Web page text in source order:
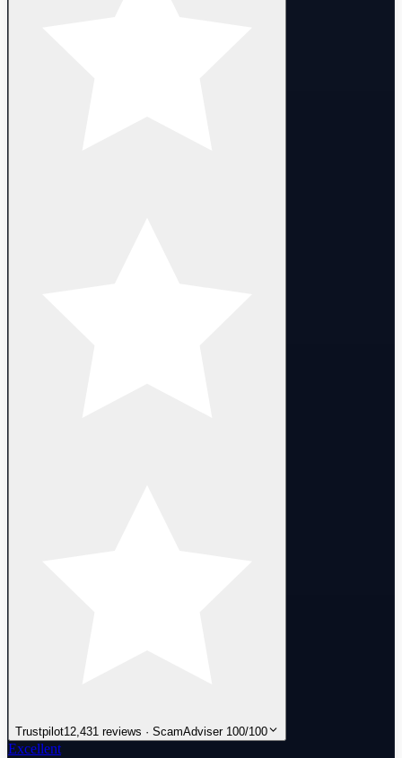
Trustpilot12,431 reviews · ScamAdviser 100/100
Excellent